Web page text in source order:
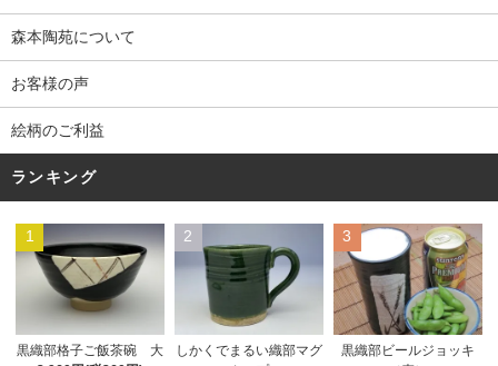
森本陶苑について
お客様の声
絵柄のご利益
ランキング
1
黒織部格子ご飯茶碗 大
2
しかくでまるい織部マグ
3
黒織部ビールジョッキ